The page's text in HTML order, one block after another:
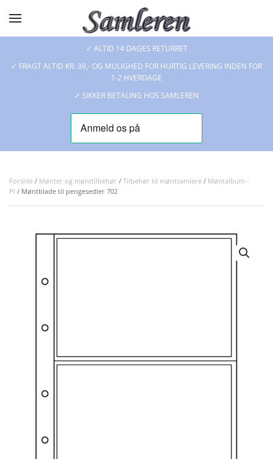
Skip to main content
✓ ALTID 14 DAGES RETURRET
✓ FRAGT ALTID KR. 39,- OG MULIGHED FOR HURTIG LEVERING INDEN FOR
1-2 HVERDAGE
✓ SIKKER BETALING HOS SAMLEREN
Forside / Mønter og mønttilbehør / Tilbehør til møntsamlere / Møntalbum -
PI / Møntblade til pengesedler 702